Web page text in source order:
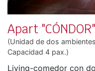
Apart "CÓNDOR"
(Unidad de dos
Capacidad 4 pax.)
Living-comedor con